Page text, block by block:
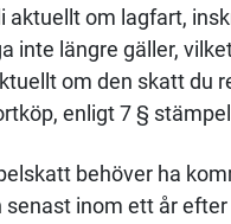
aktuellt om lagfart,
inte längre gäller,
om den skatt du
enligt 7 §
behöver ha
inom ett år